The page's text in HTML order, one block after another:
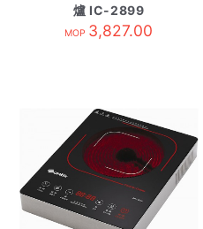
爐 IC-2899
MOP 3,827.00